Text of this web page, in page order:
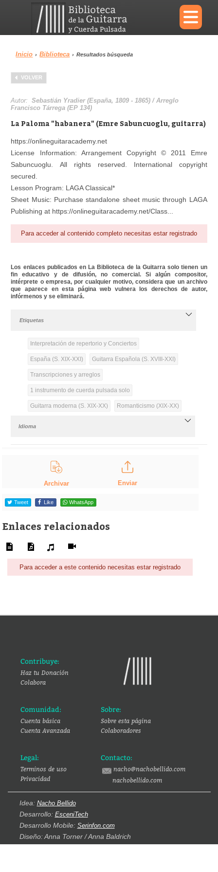
×
Menu
Biblioteca Diccionario
Área personal Reproductor
Inicio › Biblioteca › Resultados búsqueda
VOLVER
Autor:Sebastián Yradier (España, 1809 - 1865) / Arreglo
Francisco Tárrega (EP 134)
La Paloma "habanera" (Emre Sabuncuoglu, guitarra)
https://onlineguitaracademy.net
License Information: Arrangement Copyright © 2011 Emre
Sabuncuoglu. All rights reserved. International copyright
secured.
Lesson Program: LAGA Classical*
Sheet Music: Purchase standalone sheet music through LAGA
Publishing at https://onlineguitaracademy.net/Class...
Para acceder al contenido completo necesitas estar registrado
Los enlaces publicados en La Biblioteca de la Guitarra solo tienen un
fin educativo y de difusión, no comercial. Si algún compositor,
intérprete o empresa, por cualquier motivo, considera que un archivo
que aparece en esta página web vulnera los derechos de autor,
infórmenos y se eliminará.
Etiquetas
Interpretación de repertorio y Conciertos
España (S. XIX-XXI) Guitarra Española (S. XVIII-XXI)
Transcripciones y arreglos
1 instrumento de cuerda pulsada solo
Guitarra moderna (S. XIX-XX) Romanticismo (XIX-XX)
Idioma
Archivar Enviar
Tweet Like WhatsApp
Enlaces relacionados
Para acceder a este contenido necesitas estar registrado
Contribuye:
Haz tu Donación
Colabora
Comunidad:
Cuenta básica
Cuenta Avanzada
Sobre:
Sobre esta página
Colaboradores
Legal:
Terminos de uso
Privacidad
Contacto:
nacho@nachobellido.com
nachobellido.com
Idea: Nacho Bellido
Desarrollo: EsceniTech
Desarrollo Mobile: Serinfon.com
Diseño: Anna Torner / Anna Baldrich